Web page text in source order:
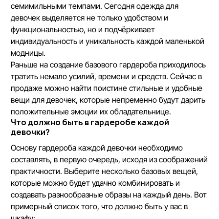
семимильными темпами. Сегодня одежда для
девочек выделяется не только удобством и
функциональностью, но и подчёркивает
индивидуальность и уникальность каждой маленькой
модницы.
Раньше на создание базового гардероба приходилось
тратить немало усилий, времени и средств. Сейчас в
продаже можно найти поистине стильные и удобные
вещи для девочек, которые непременно будут дарить
положительные эмоции их обладательнице.
Что должно быть в гардеробе каждой
девочки?
Основу гардероба каждой девочки необходимо
составлять, в первую очередь, исходя из соображений
практичности. Выберите несколько базовых вещей,
которые можно будет удачно комбинировать и
создавать разнообразные образы на каждый день. Вот
примерный список того, что должно быть у вас в